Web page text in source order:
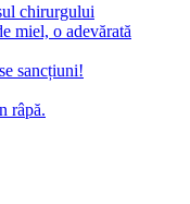
chirurgului
miel, o adevărată
sancțiuni!
râpă.